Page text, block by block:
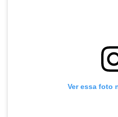
Ver essa foto